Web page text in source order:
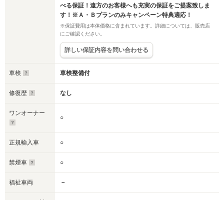
べる保証！遠方のお客様へも充実の保証をご提案致しま
す！※Ａ・Ｂプランのみキャンペーン特典適応！
※保証費用は本体価格に含まれています。詳細については、販売店
にご確認ください。
詳しい保証内容を問い合わせる
車検 車検整備付
修復歴 なし
ワンオーナー
○
正規輸入車 ○
禁煙車 ○
福祉車両 －